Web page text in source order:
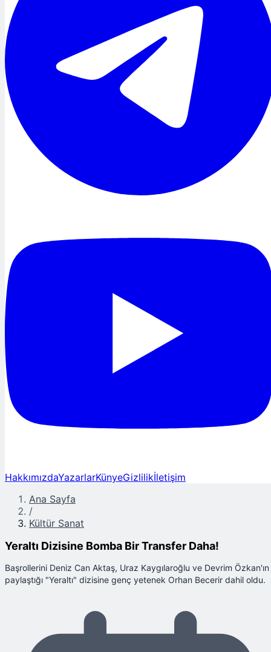
HakkımızdaYazarlarKünyeGizlilikİletişim
Ana Sayfa
/
Kültür Sanat
Yeraltı Dizisine Bomba Bir Transfer Daha!
Başrollerini Deniz Can Aktaş, Uraz Kaygılaroğlu ve Devrim Özkan'ın
paylaştığı "Yeraltı" dizisine genç yetenek Orhan Becerir dahil oldu.